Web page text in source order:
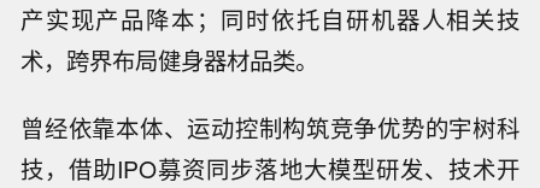
产实现产品降本；同时依托自研机器人相关技
术，跨界布局健身器材品类。
曾经依靠本体、运动控制构筑竞争优势的宇树科
技，借助IPO募资同步落地大模型研发、技术开